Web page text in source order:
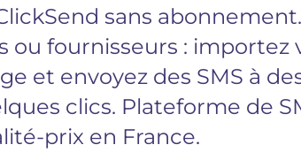
sans
ou fournisseurs : importez
et envoyez des SMS à
clics. Plateforme de
prix en France.